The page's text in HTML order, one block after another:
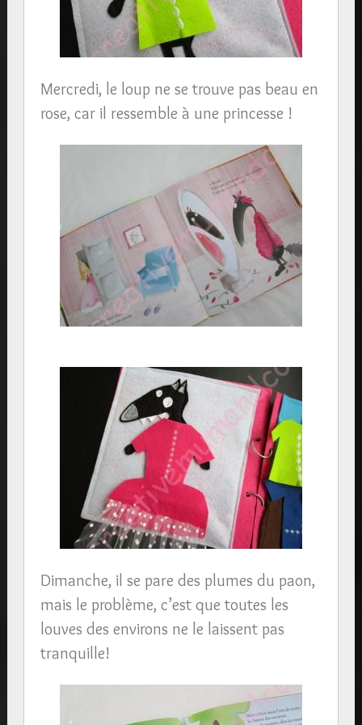
Mercredi, le loup ne se trouve pas beau en
rose, car il ressemble à une princesse !
Dimanche, il se pare des plumes du paon,
mais le problème, c’est que toutes les
louves des environs ne le laissent pas
tranquille!